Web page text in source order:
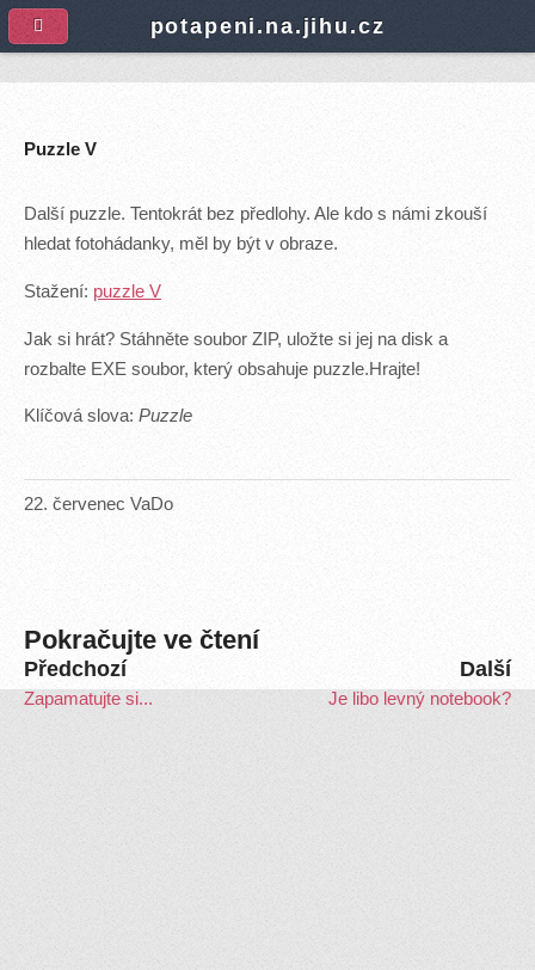
A
Puzzle V
22. červenec VaDo
Další puzzle. Tentokrát bez předlohy. Ale kdo s námi zkouší
hledat fotohádanky, měl by být v obraze.
Stažení: puzzle V
Jak si hrát? Stáhněte soubor ZIP, uložte si jej na disk a
rozbalte EXE soubor, který obsahuje puzzle.Hrajte!
Klíčová slova: Puzzle
Pokračujte ve čtení
Další
Je libo levný notebook?
Předchozí
Zapamatujte si...
potapeni.na.jihu.cz